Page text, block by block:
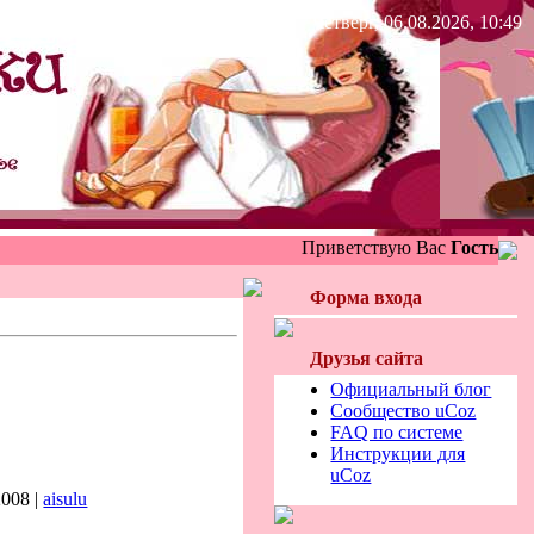
Четверг, 06.08.2026, 10:49
Приветствую Вас Гость
|aisulu
Форма входа
Друзья сайта
Официальный блог
Сообщество uCoz
FAQ по системе
Инструкции для
uCoz